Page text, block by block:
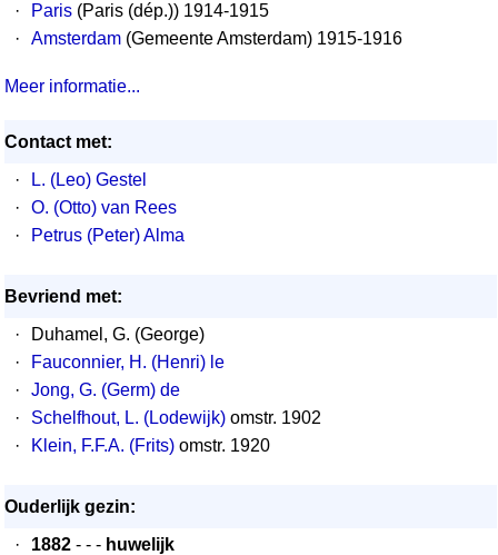
·
Paris (Paris (dép.)) 1914-1915
·
Amsterdam (Gemeente Amsterdam) 1915-1916
Meer informatie...
Contact met:
·
L. (Leo) Gestel
·
O. (Otto) van Rees
·
Petrus (Peter) Alma
Bevriend met:
·
Duhamel, G. (George)
·
Fauconnier, H. (Henri) le
·
Jong, G. (Germ) de
·
Schelfhout, L. (Lodewijk) omstr. 1902
·
Klein, F.F.A. (Frits) omstr. 1920
Ouderlijk gezin:
·
1882 - - - huwelijk